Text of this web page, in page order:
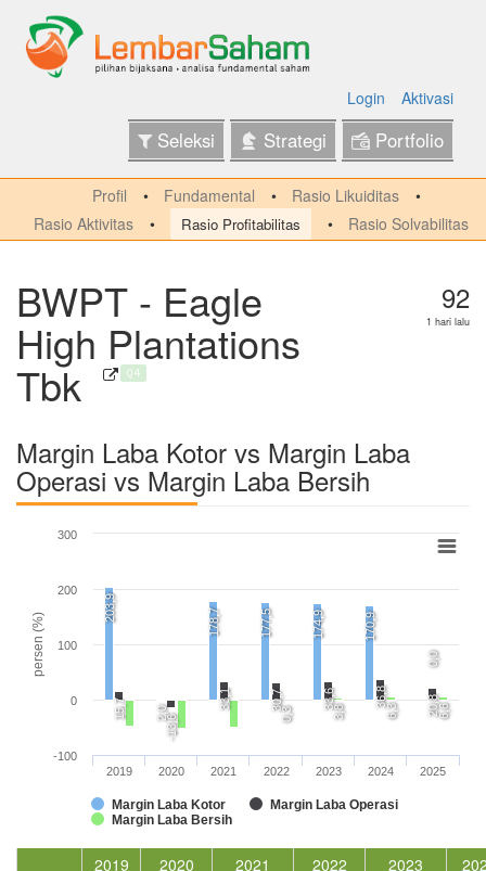
Login Aktivasi
Seleksi Strategi Portfolio
Profil Fundamental
Rasio Likuiditas
Rasio Aktivitas
Rasio Profitabilitas Rasio Solvabilitas
BWPT - Eagle
High Plantations
Tbk Q4
92
1 hari lalu
Margin Laba Kotor vs Margin Laba
Operasi vs Margin Laba Bersih
persen (%)
203,9
2,0
178,7 177,5 174,9 170,9
0,0
15,7
-13,6
33,1 30,7 33,6 36,8 20,8
0,3 3,8 6,3 6,6
Margin Laba Kotor
Margin Laba Operasi
Margin Laba Bersih
2019 2020 2021 2022 2023 2024 2025
-100
0
100
200
300
2019 2020 2021 2022 2023